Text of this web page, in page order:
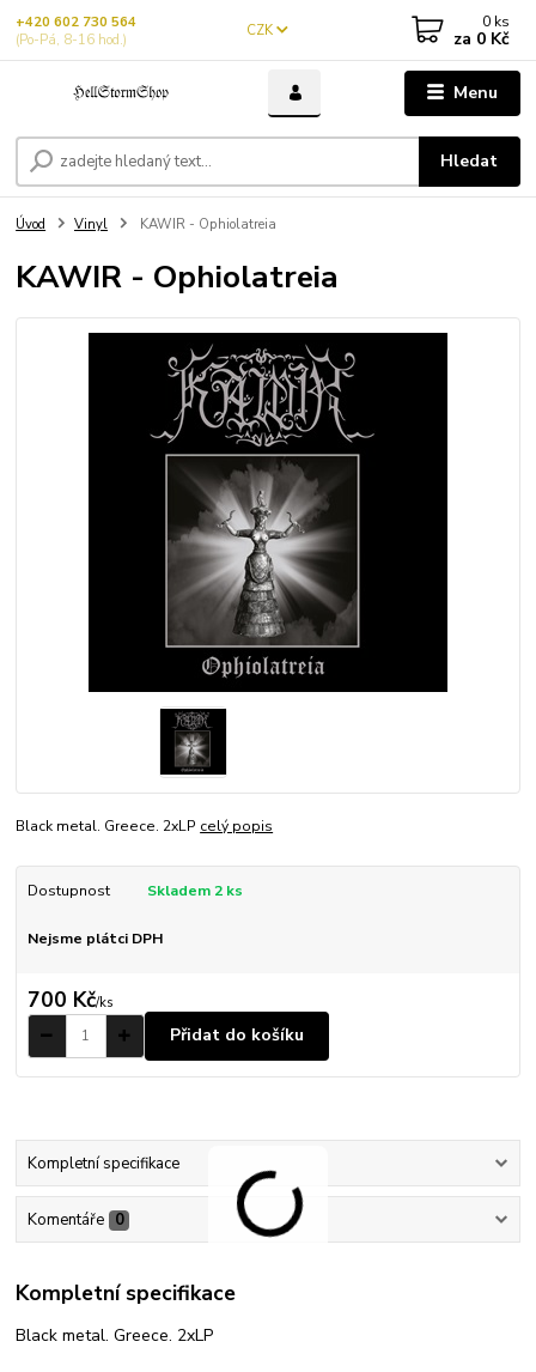
Menu
CZK
Hledat
+420 602 730 564
(Po-Pá, 8-16 hod.)
0 ks
za 0 Kč
Úvod Vinyl KAWIR - Ophiolatreia
KAWIR - Ophiolatreia
Black metal. Greece. 2xLP celý popis
Dostupnost Skladem 2 ks
Nejsme plátci DPH
700 Kč/ks
Přidat do košíku
Kompletní specifikace
Komentáře 0
Kompletní specifikace
Black metal. Greece. 2xLP